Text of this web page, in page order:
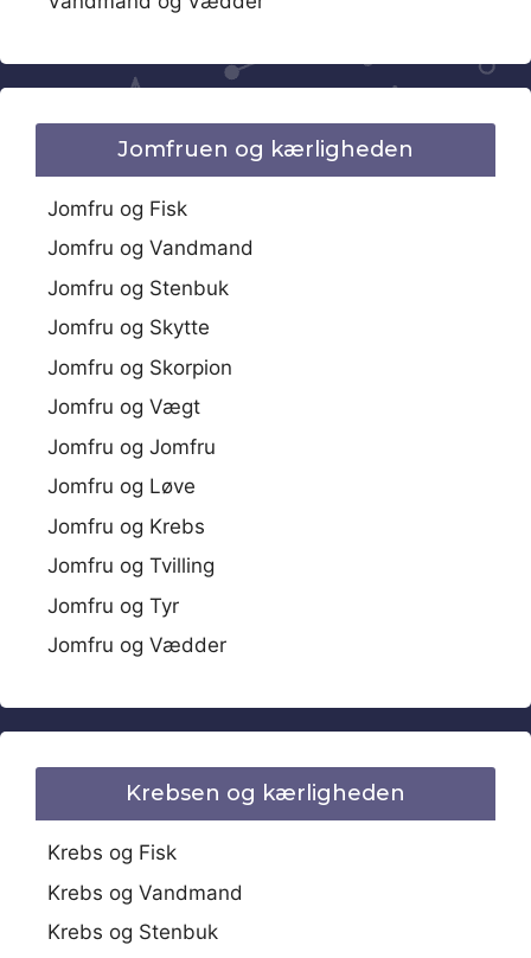
Jomfruen og kærligheden
Jomfru og Fisk
Jomfru og Vandmand
Jomfru og Stenbuk
Jomfru og Skytte
Jomfru og Skorpion
Jomfru og Vægt
Jomfru og Jomfru
Jomfru og Løve
Jomfru og Krebs
Jomfru og Tvilling
Jomfru og Tyr
Jomfru og Vædder
Krebsen og kærligheden
Krebs og Fisk
Krebs og Vandmand
Krebs og Stenbuk